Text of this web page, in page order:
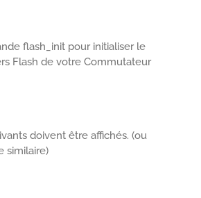
flash_init pour initialiser le
Flash de votre Commutateur
doivent être affichés. (ou
similaire)